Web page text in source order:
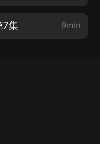
7集 9min